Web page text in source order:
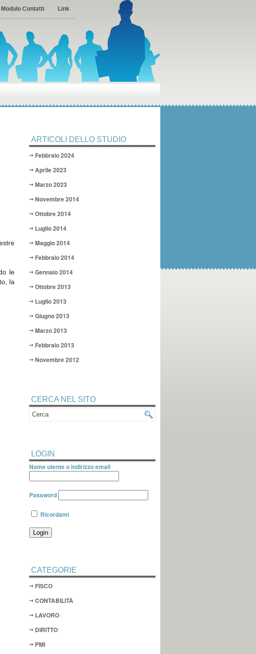
Modulo Contatti Link
le
la
ARTICOLI DELLO STUDIO
Febbraio 2024
Aprile 2023
Marzo 2023
Novembre 2014
Ottobre 2014
Luglio 2014
Maggio 2014
Febbraio 2014
Gennaio 2014
Ottobre 2013
Luglio 2013
Giugno 2013
Marzo 2013
Febbraio 2013
Novembre 2012
CERCA NEL SITO
LOGIN
Nome utente o indirizzo email
Password
Ricordami
CATEGORIE
FISCO
CONTABILITÀ
LAVORO
DIRITTO
PMI